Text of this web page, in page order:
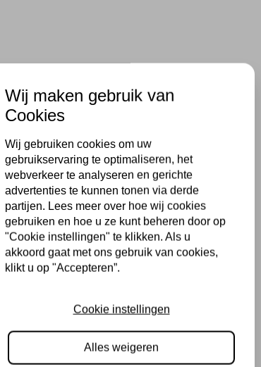
Wij maken gebruik van
Cookies
Wij gebruiken cookies om uw
gebruikservaring te optimaliseren, het
webverkeer te analyseren en gerichte
advertenties te kunnen tonen via derde
partijen. Lees meer over hoe wij cookies
gebruiken en hoe u ze kunt beheren door op
"Cookie instellingen" te klikken. Als u
akkoord gaat met ons gebruik van cookies,
klikt u op "Accepteren”.
Cookie instellingen
Alles weigeren